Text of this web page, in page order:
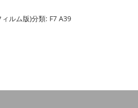
ルム版)分類: F7 A39